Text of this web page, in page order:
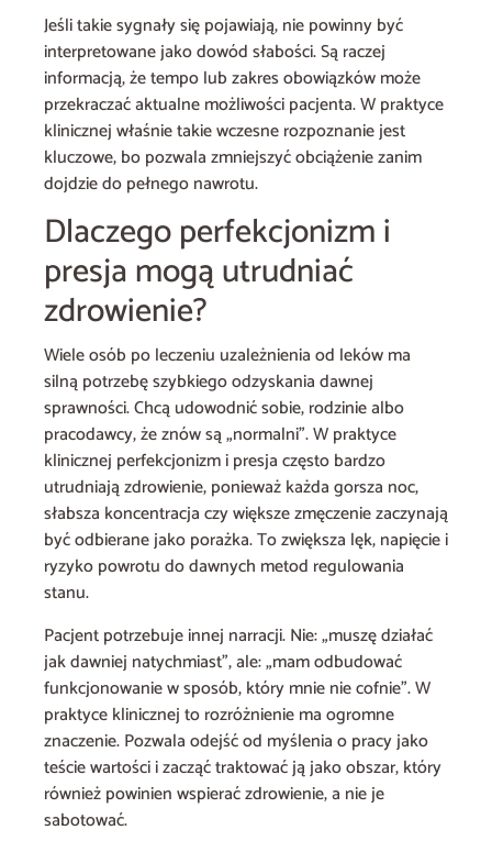
Jeśli takie sygnały się pojawiają, nie powinny być
interpretowane jako dowód słabości. Są raczej
informacją, że tempo lub zakres obowiązków może
przekraczać aktualne możliwości pacjenta. W praktyce
klinicznej właśnie takie wczesne rozpoznanie jest
kluczowe, bo pozwala zmniejszyć obciążenie zanim
dojdzie do pełnego nawrotu.
Dlaczego perfekcjonizm i
presja mogą utrudniać
zdrowienie?
Wiele osób po leczeniu uzależnienia od leków ma
silną potrzebę szybkiego odzyskania dawnej
sprawności. Chcą udowodnić sobie, rodzinie albo
pracodawcy, że znów są „normalni”. W praktyce
klinicznej perfekcjonizm i presja często bardzo
utrudniają zdrowienie, ponieważ każda gorsza noc,
słabsza koncentracja czy większe zmęczenie zaczynają
być odbierane jako porażka. To zwiększa lęk, napięcie i
ryzyko powrotu do dawnych metod regulowania
stanu.
Pacjent potrzebuje innej narracji. Nie: „muszę działać
jak dawniej natychmiast”, ale: „mam odbudować
funkcjonowanie w sposób, który mnie nie cofnie”. W
praktyce klinicznej to rozróżnienie ma ogromne
znaczenie. Pozwala odejść od myślenia o pracy jako
teście wartości i zacząć traktować ją jako obszar, który
również powinien wspierać zdrowienie, a nie je
sabotować.